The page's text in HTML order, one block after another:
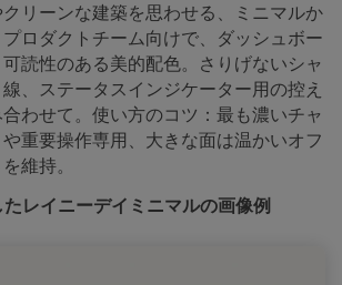
リーンな建築を思わせる、ミニマルか
ロダクトチーム向けで、ダッシュボー
可読性のある美的配色。さりげないシャ
、ステータスインジケーター用の控え
わせて。使い方のコツ：最も濃いチャ
重要操作専用、大きな面は温かいオフ
維持。
レイニーデイミニマルの画像例